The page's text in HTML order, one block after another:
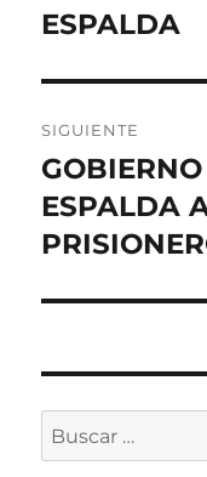
entradas
anterior:
ESPALDA
SIGUIENTE
Entrada
siguiente:
ESPALDA
Buscar
por: